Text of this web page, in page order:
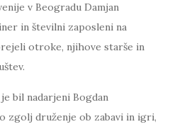
v Beogradu Damjan
in številni zaposleni na
otroke, njihove starše in
bil nadarjeni Bogdan
zgolj druženje ob zabavi in ​​igri,